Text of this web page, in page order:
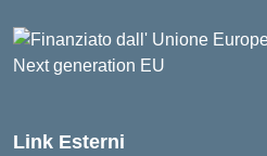
Link Esterni